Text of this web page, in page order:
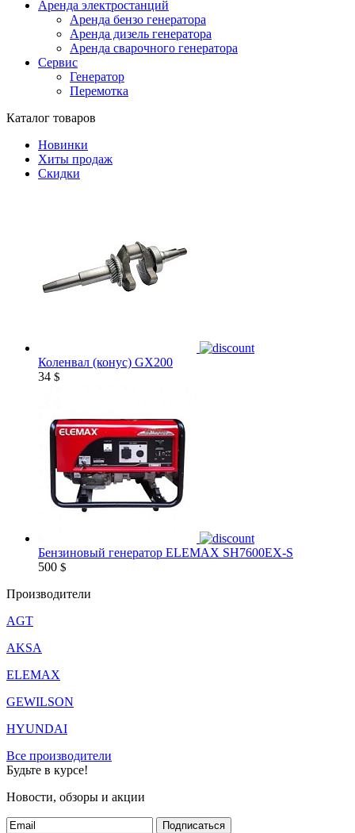
Аренда электростанций
Аренда бензо генератора
Аренда дизель генератора
Аренда сварочного генератора
Сервис
Генератор
Перемотка
Каталог товаров
Новинки
Хиты продаж
Скидки
Коленвал (конус) GX200
34 $
Бензиновый генератор ELEMAX SH7600EX-S
500 $
Производители
AGT
AKSA
ELEMAX
GEWILSON
HYUNDAI
Все производители
Будьте в курсе!
Новости, обзоры и акции
Подписаться